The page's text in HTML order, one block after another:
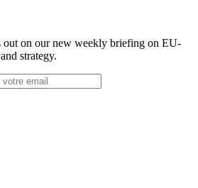
out on our new weekly briefing on EU-
strategy.